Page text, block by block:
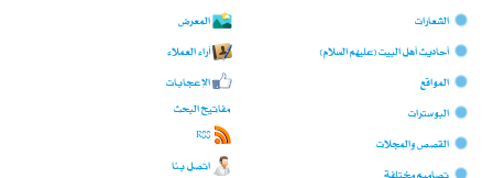
الشعارات
أحاديث أهل البيت (عليهم السلام)
المواقع
البوسترات
القصص والمجلات
تصاميم مختلفة
المعرض
آراء العملاء
الإعجابات
مفاتيح البحث
RSS
اتصل بنا